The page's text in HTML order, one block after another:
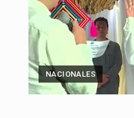
NACIONALES